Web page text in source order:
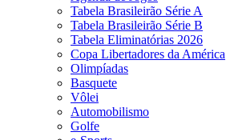
Tabela Brasileirão Série A
Tabela Brasileirão Série B
Tabela Eliminatórias 2026
Copa Libertadores da América
Olimpíadas
Basquete
Vôlei
Automobilismo
Golfe